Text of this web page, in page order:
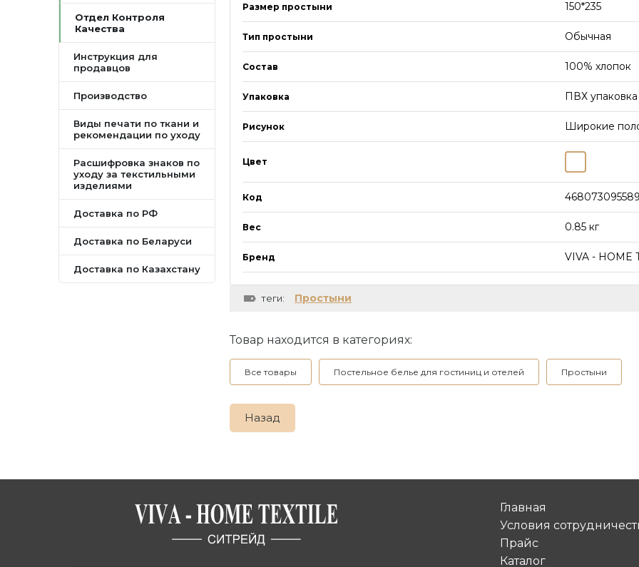
Размер простыни 150*235
Тип простыни Обычная
Состав 100% хлопок
Упаковка ПВХ упаковка
Рисунок Широкие
Цвет
Код
Вес 0.85 кг
Бренд VIVA - HOME
теги: Простыни
Товар находится в категориях:
Все товары Постельное белье для гостиниц и отелей Простыни
Назад
Отдел Контроля
Качества
Инструкция для
продавцов
Производство
Виды печати по ткани и
рекомендации по уходу
Расшифровка знаков по
уходу за текстильными
изделиями
Доставка по РФ
Доставка по Беларуси
Доставка по Казахстану
Главная
Условия
Прайс
Каталог